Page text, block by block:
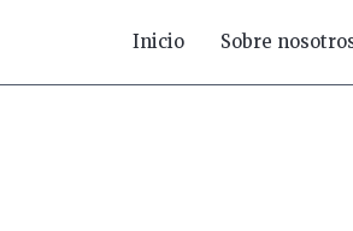
Inicio Sobre